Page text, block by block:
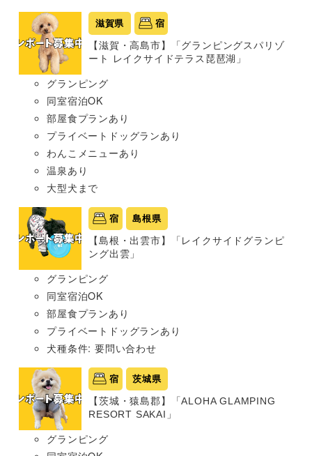
滋賀県 宿
【滋賀・高島市】「グランピングスパリゾ
ート レイクサイドテラス琵琶湖」
グランピング
同室宿泊OK
部屋食プランあり
プライベートドッグランあり
わんこメニューあり
温泉あり
大型犬まで
宿 島根県
【島根・出雲市】「レイクサイドグランピ
ング出雲」
グランピング
同室宿泊OK
部屋食プランあり
プライベートドッグランあり
犬種条件: 要問い合わせ
宿 茨城県
【茨城・猿島郡】「ALOHA GLAMPING
RESORT SAKAI」
グランピング